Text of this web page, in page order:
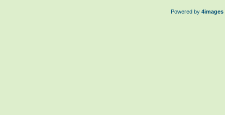
Powered by 4images